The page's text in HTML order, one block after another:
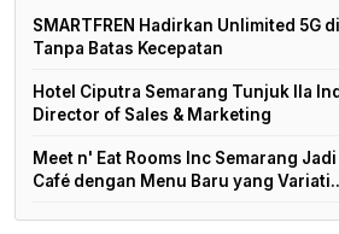
SMARTFREN Hadirkan Unlimited 5G
Tanpa Batas Kecepatan
Hotel Ciputra Semarang Tunjuk Ila
Director of Sales & Marketing
Meet n' Eat Rooms Inc Semarang
Café dengan Menu Baru yang